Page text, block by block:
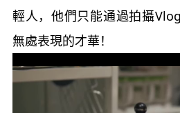
輕人，他們只能通過拍攝
無處表現的才華！